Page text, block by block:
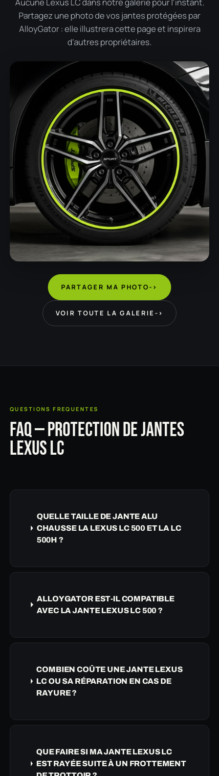
Partagez une photo de vos jantes protégées par
AlloyGator : elle illustrera cette page et inspirera
d'autres propriétaires.
PARTAGER MA PHOTO->
VOIR TOUTE LA GALERIE ->
QUESTIONS FREQUENTES
FAQ — PROTECTION DE JANTES
LEXUS LC
QUELLE TAILLE DE JANTE ALU
CHAUSSE LA LEXUS LC 500 ET LA LC
500H ?
ALLOYGATOR EST-IL COMPATIBLE
AVEC LA JANTE LEXUS LC 500 ?
COMBIEN COÛTE UNE JANTE LEXUS
LC OU SA RÉPARATION EN CAS DE
RAYURE ?
QUE FAIRE SI MA JANTE LEXUS LC
EST RAYÉE SUITE À UN FROTTEMENT